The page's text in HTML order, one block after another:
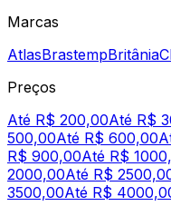
Marcas
AtlasBrastempBritânia
Preços
Até R$ 200,00Até R$
500,00Até R$ 600,00
R$ 900,00Até R$
2000,00Até R$
3500,00Até R$